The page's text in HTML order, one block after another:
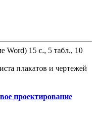
Word) 15 с., 5 табл., 10
плакатов и чертежей
проектирование